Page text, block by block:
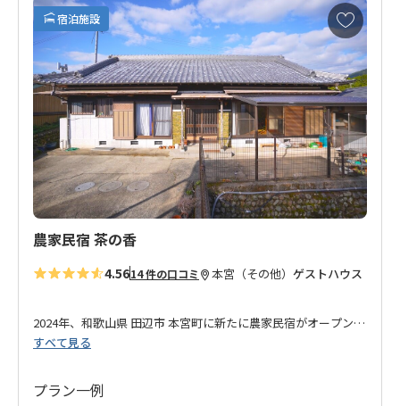
せていただきす。
熊野古道小辺路の果無（はてなし）登山口八木尾から徒歩13
分、道の駅奥熊野ほんぐう店へは徒歩7分の距離です。
小辺路を歩く方はもちろん、熊野本宮大社（本宮大社前バス
停）、発心門王子、小雲取越請川登り口への送迎も行ってお
り、中辺路を歩く方にもおすすめです。
どうぞ、ご利用をお待ちしております。
宿泊施設
お
気
に
入
り
に
追
加
農家民宿 茶の香
4.5614 件の口コミ 本宮（その他） ゲストハウス
2024年、和歌山県 田辺市 本宮町に新たに農家民宿がオープン！
承したいというオーナーの夢と目標が詰まったお宿です。
すべて見る
プラン一例